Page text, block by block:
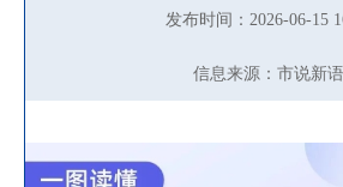
发布时间：2026-06-15
信息来源：市说新语